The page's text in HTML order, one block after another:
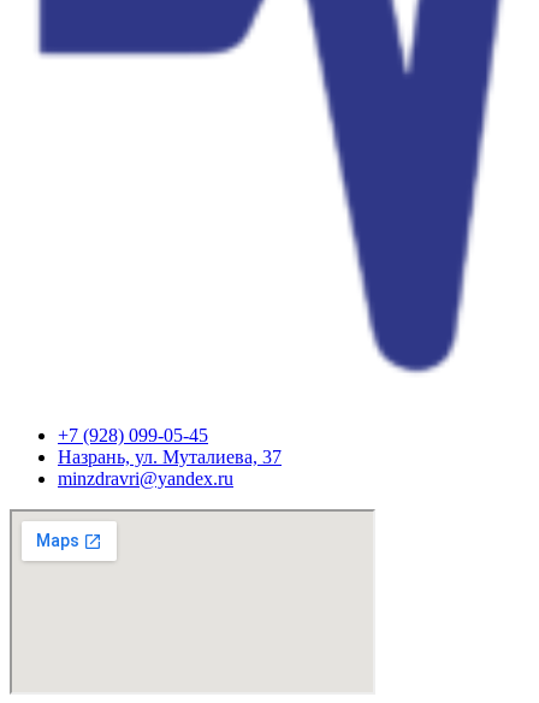
+7 (928) 099-05-45
Назрань, ул. Муталиева, 37
minzdravri@yandex.ru